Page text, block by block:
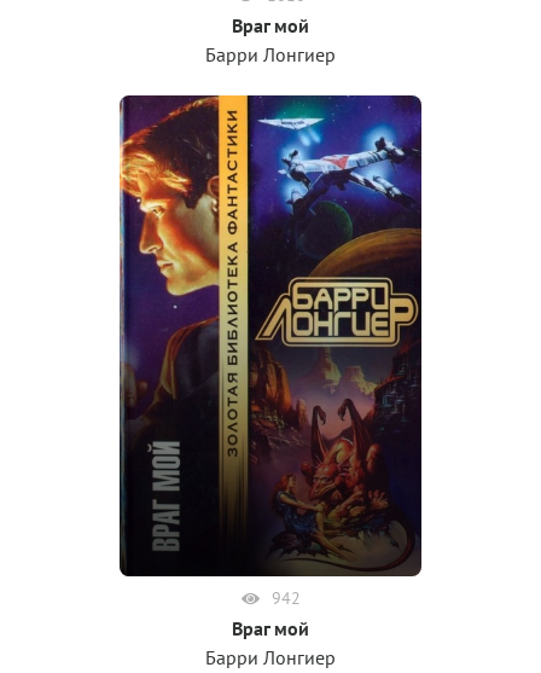
Враг мой
Барри Лонгиер
942
Враг мой
Барри Лонгиер